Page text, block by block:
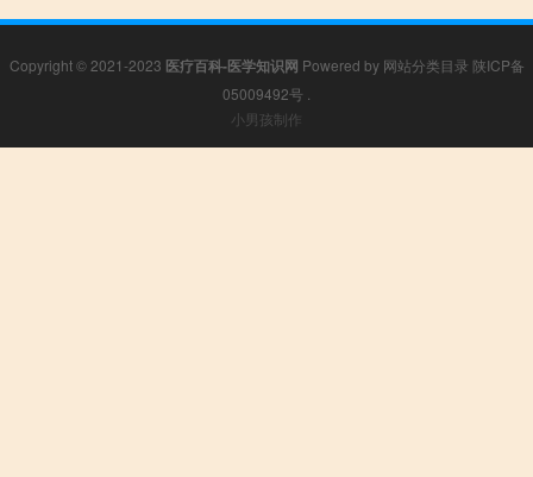
Copyright © 2021-2023 医疗百科-医学知识网 Powered by 网站分类目录 陕ICP备
05009492号
小男孩制作